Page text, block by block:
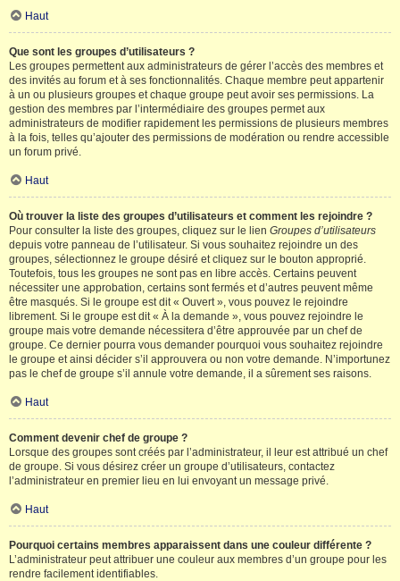
Haut
Que sont les groupes d’utilisateurs ?
Les groupes permettent aux administrateurs de gérer l’accès des membres et
des invités au forum et à ses fonctionnalités. Chaque membre peut appartenir
à un ou plusieurs groupes et chaque groupe peut avoir ses permissions. La
gestion des membres par l’intermédiaire des groupes permet aux
administrateurs de modifier rapidement les permissions de plusieurs membres
à la fois, telles qu’ajouter des permissions de modération ou rendre accessible
un forum privé.
Haut
Où trouver la liste des groupes d’utilisateurs et comment les rejoindre ?
Pour consulter la liste des groupes, cliquez sur le lien Groupes d’utilisateurs
depuis votre panneau de l’utilisateur. Si vous souhaitez rejoindre un des
groupes, sélectionnez le groupe désiré et cliquez sur le bouton approprié.
Toutefois, tous les groupes ne sont pas en libre accès. Certains peuvent
nécessiter une approbation, certains sont fermés et d’autres peuvent même
être masqués. Si le groupe est dit « Ouvert », vous pouvez le rejoindre
librement. Si le groupe est dit « À la demande », vous pouvez rejoindre le
groupe mais votre demande nécessitera d’être approuvée par un chef de
groupe. Ce dernier pourra vous demander pourquoi vous souhaitez rejoindre
le groupe et ainsi décider s’il approuvera ou non votre demande. N’importunez
pas le chef de groupe s’il annule votre demande, il a sûrement ses raisons.
Haut
Comment devenir chef de groupe ?
Lorsque des groupes sont créés par l’administrateur, il leur est attribué un chef
de groupe. Si vous désirez créer un groupe d’utilisateurs, contactez
l’administrateur en premier lieu en lui envoyant un message privé.
Haut
Pourquoi certains membres apparaissent dans une couleur différente ?
L’administrateur peut attribuer une couleur aux membres d’un groupe pour les
rendre facilement identifiables.